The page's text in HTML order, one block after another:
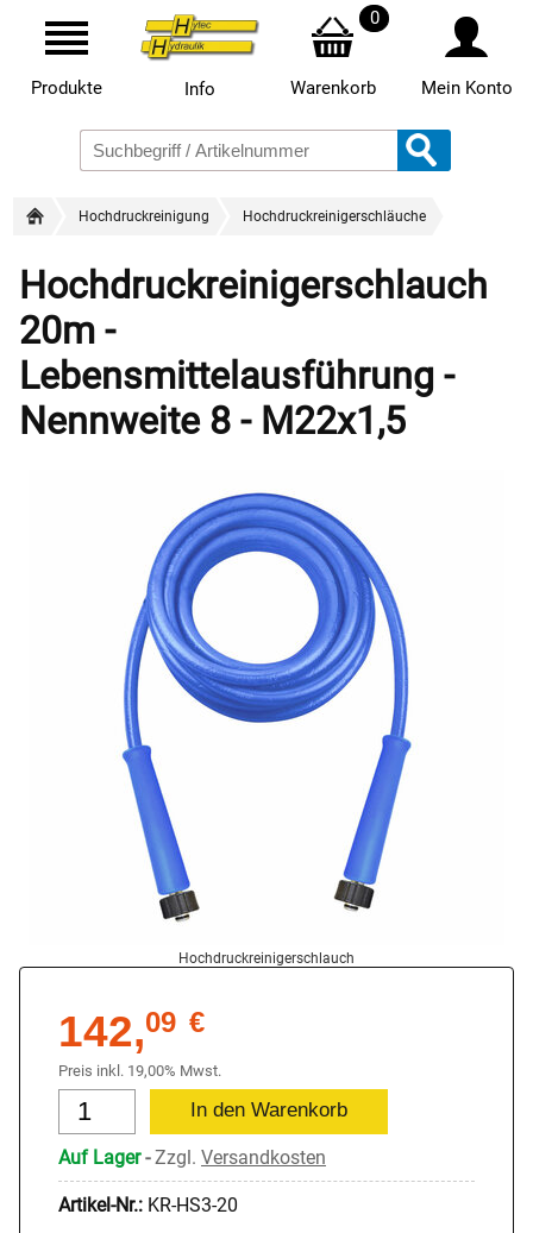
Produkte Info
0
Warenkorb Mein Konto
Hochdruckreinigung Hochdruckreinigerschläuche
Hochdruckreinigerschlauch
20m -
Lebensmittelausführung -
Nennweite 8 - M22x1,5
Hochdruckreinigerschlauch
142,09 €
Preis inkl. 19,00% Mwst.
Auf Lager-Zzgl. Versandkosten
Artikel-Nr.: KR-HS3-20